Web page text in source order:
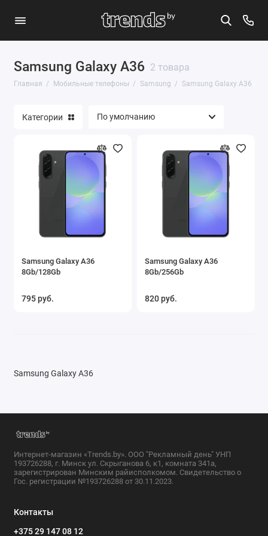
Samsung Galaxy A36 2 товара
Главная Мобильные телефоны Samsung Samsung Galaxy A36
Apple
Huawei
Realme
Категории
Samsung Galaxy A36
8Gb/128Gb
795 руб.
Samsung Galaxy A36
8Gb/256Gb
820 руб.
Samsung Galaxy A36
Интернет-магазин «Trends.by». ООО "Рекламный день" УНП
193726288, г. Минск ул. Скрыганова 6, к1, комната 341а,
зарегистрирован Минским райисполкомом. Свидетельство о
Гос. регистрации №193726288 от 30.11.2023.
Контакты
+375 29 147 08 12